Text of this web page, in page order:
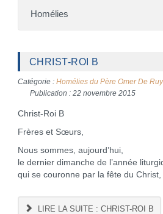
Homélies
CHRIST-ROI B
Catégorie : Homélies du Père Omer De
Publication : 22 novembre 2015
Christ-Roi B
Frères et Sœurs,
Nous sommes, aujourd’hui,
le dernier dimanche de l’année
qui se couronne par la fête du Christ,
LIRE LA SUITE : CHRIST-ROI B